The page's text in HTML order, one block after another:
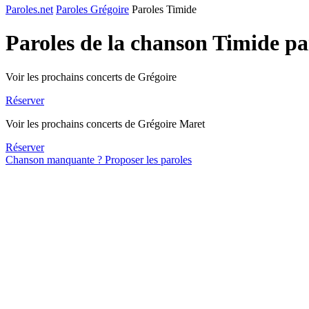
Paroles.net Paroles Grégoire Paroles Timide
Paroles de la chanson Timide
Voir les prochains concerts de Grégoire
Réserver
Voir les prochains concerts de Grégoire Maret
Réserver
Chanson manquante ? Proposer les paroles